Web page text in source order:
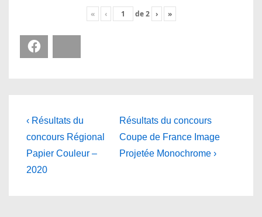
« ‹ de2 › »
Navigation
de
l’article
Previous
Post
is
‹ Résultats du
concours Régional
Papier Couleur –
2020
Next
Post
is
Résultats du concours
Coupe de France Image
Projetée Monochrome ›